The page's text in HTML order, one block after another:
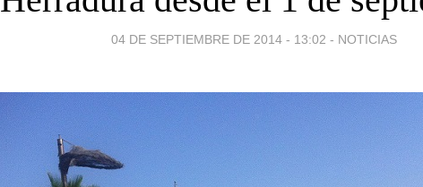
04 DE SEPTIEMBRE DE 2014 - 13:02 - NOTICIAS